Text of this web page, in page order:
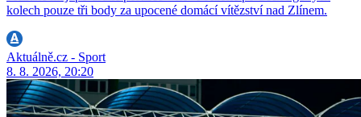
kolech pouze tři body za upocené domácí vítězství nad Zlínem.
Aktuálně.cz - Sport
8. 8. 2026, 20:20